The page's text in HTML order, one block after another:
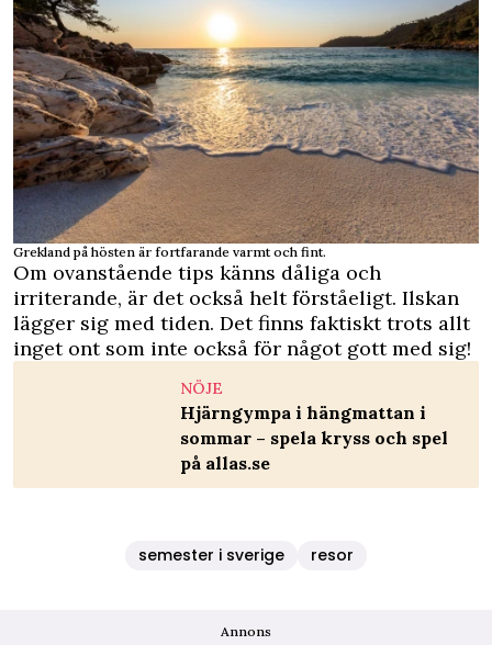
Grekland på hösten är fortfarande varmt och fint.
Om ovanstående tips känns dåliga och
irriterande, är det också helt förståeligt. Ilskan
lägger sig med tiden. Det finns faktiskt trots allt
inget ont som inte också för något gott med sig!
NÖJE
Hjärngympa i hängmattan i
sommar – spela kryss och spel
på allas.se
semester i sverige resor
Annons